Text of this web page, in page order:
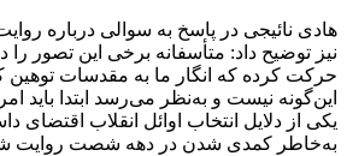
هادی نائیجی در پاسخ به سوالی درباره
نیز توضیح داد: متأسفانه برخی این تصور را
حرکت کرده که انگار ما به مقدسات توهین
این‌گونه نیست و به‌نظر می‌رسد ابتدا باید
یکی از دلایل انتخاب اوائل انقلاب اقتضای
به‌خاطر کمدی شدن در دهه شصت روایت